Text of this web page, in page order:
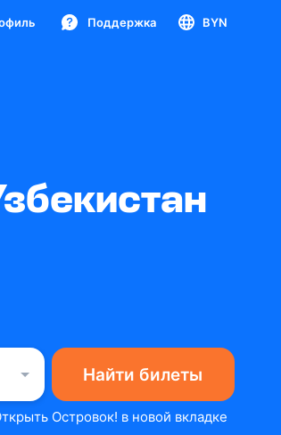
Поддержка BYN
Найти билеты
Островок! в новой вкладке